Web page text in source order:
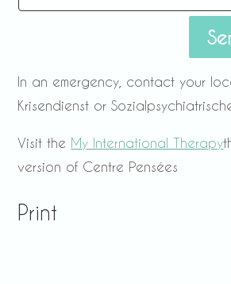
In an emergency, contact your
Krisendienst or
Visit the My International Therapy
version of Centre Pensées
Print